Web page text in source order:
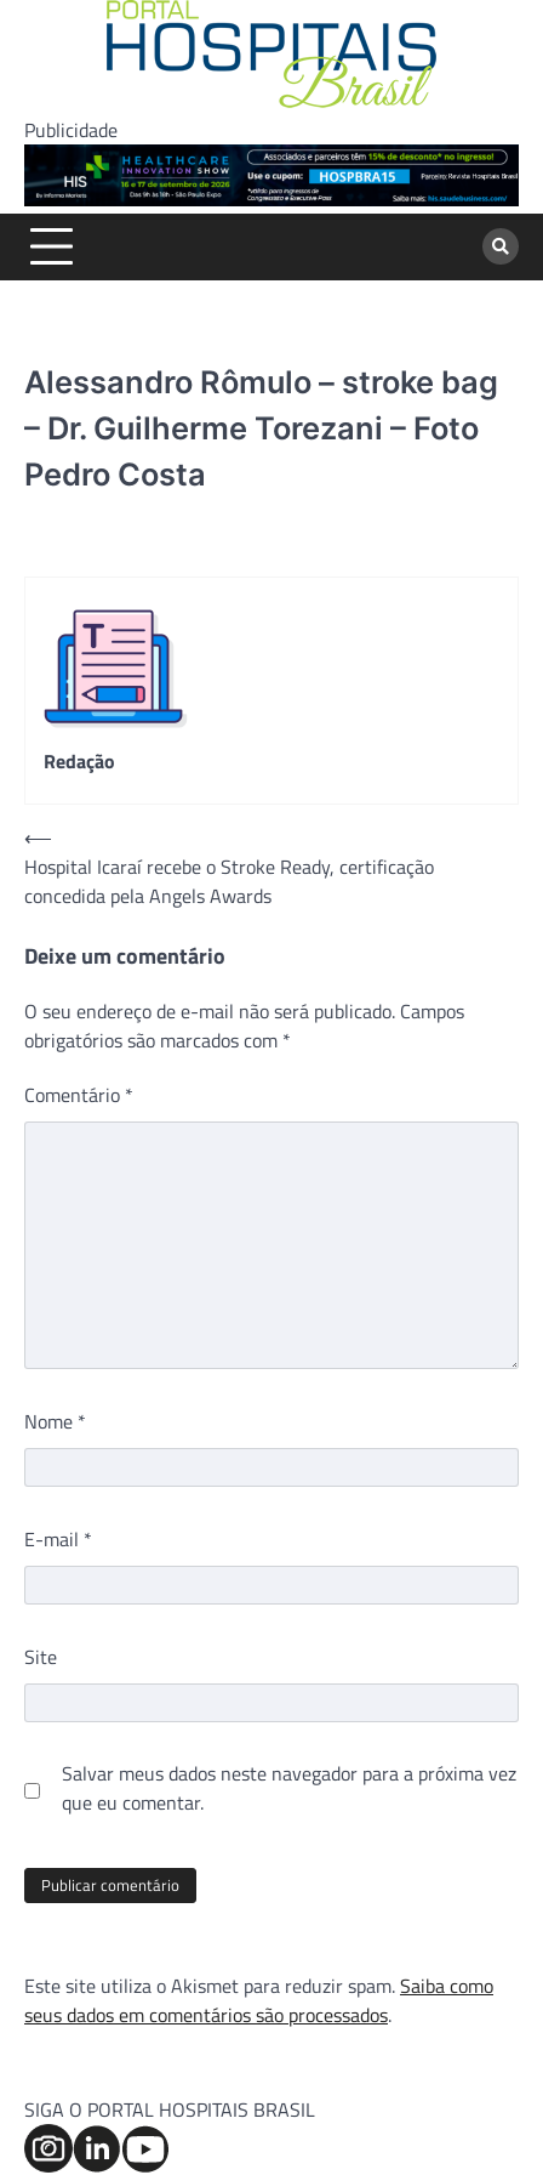
Publicidade
Alessandro Rômulo – stroke bag
– Dr. Guilherme Torezani – Foto
Pedro Costa
Redação
Navegação
de
Post
⟵
Hospital Icaraí recebe o Stroke Ready, certificação
concedida pela Angels Awards
Deixe um comentário
O seu endereço de e-mail não será publicado. Campos
obrigatórios são marcados com *
Comentário *
Nome *
E-mail *
Site
Salvar meus dados neste navegador para a próxima vez
que eu comentar.
Este site utiliza o Akismet para reduzir spam.Saiba como
seus dados em comentários são processados.
SIGA O PORTAL HOSPITAIS BRASIL